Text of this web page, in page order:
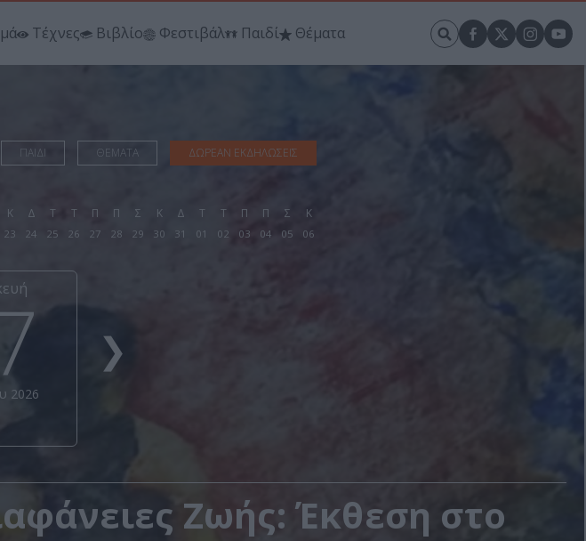
Τέχνες Βιβλίο Φεστιβάλ Παιδί Θέματα
ΠΑΙΔΙ ΘΕΜΑΤΑ ΔΩΡΕΑΝ ΕΚΔΗΛΩΣΕΙΣ
Κ
23
Δ
24
Τ
25
Τ
26
Π
27
Π
28
Σ
29
Κ
30
Δ
31
Τ
01
Τ
02
Π
03
Π
04
Σ
05
Κ
06
❯
2026
Ζωής: Έκθεση στο